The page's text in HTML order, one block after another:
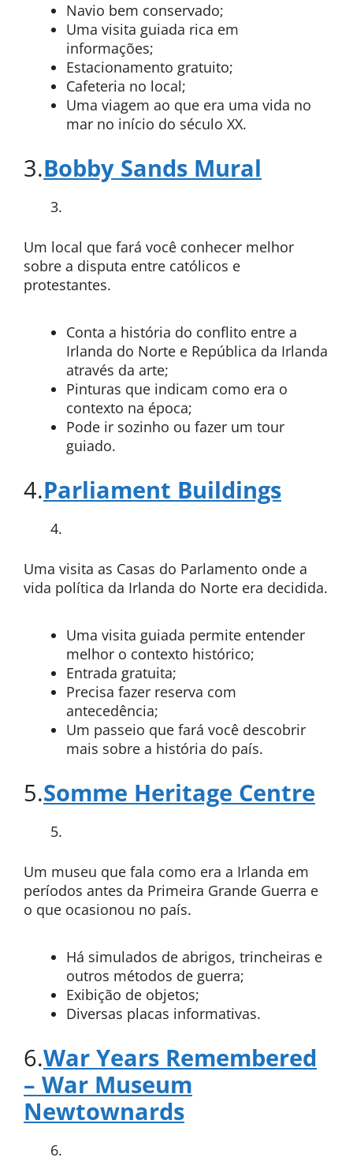
Navio bem conservado;
Uma visita guiada rica em
informações;
Estacionamento gratuito;
Cafeteria no local;
Uma viagem ao que era uma vida no
mar no início do século XX.
3.Bobby Sands Mural
Um local que fará você conhecer melhor
sobre a disputa entre católicos e
protestantes.
Conta a história do conflito entre a
Irlanda do Norte e República da Irlanda
através da arte;
Pinturas que indicam como era o
contexto na época;
Pode ir sozinho ou fazer um tour
guiado.
4.Parliament Buildings
Uma visita as Casas do Parlamento onde a
vida política da Irlanda do Norte era decidida.
Uma visita guiada permite entender
melhor o contexto histórico;
Entrada gratuita;
Precisa fazer reserva com
antecedência;
Um passeio que fará você descobrir
mais sobre a história do país.
5.Somme Heritage Centre
Um museu que fala como era a Irlanda em
períodos antes da Primeira Grande Guerra e
o que ocasionou no país.
Há simulados de abrigos, trincheiras e
outros métodos de guerra;
Exibição de objetos;
Diversas placas informativas.
6.War Years Remembered
– War Museum
Newtownards